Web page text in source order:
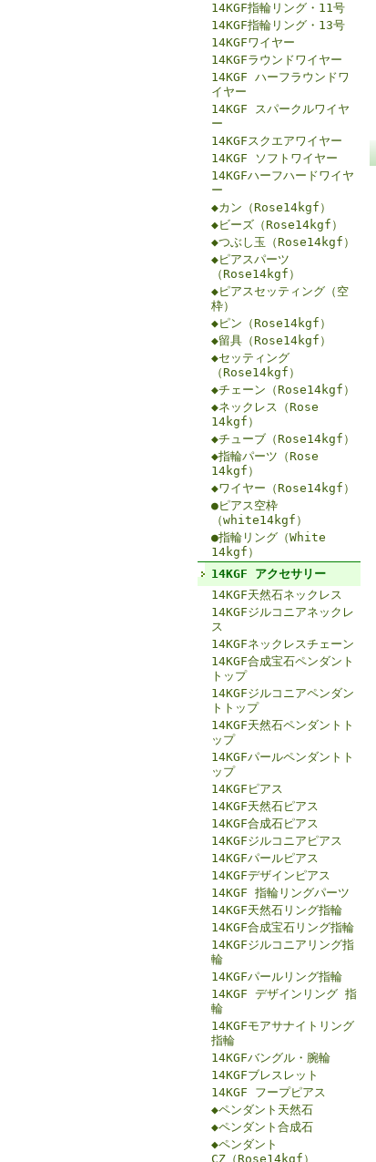
14KGF指輪リング・11号
14KGF指輪リング・13号
14KGFワイヤー
14KGFラウンドワイヤー
14KGF ハーフラウンドワ
イヤー
14KGF スパークルワイヤ
ー
14KGFスクエアワイヤー
14KGF ソフトワイヤー
14KGFハーフハードワイヤ
ー
◆カン（Rose14kgf）
◆ビーズ（Rose14kgf）
◆つぶし玉（Rose14kgf）
◆ピアスパーツ
（Rose14kgf）
◆ピアスセッティング（空
枠）
◆ピン（Rose14kgf）
◆留具（Rose14kgf）
◆セッティング
（Rose14kgf）
◆チェーン（Rose14kgf）
◆ネックレス（Rose
14kgf）
◆チューブ（Rose14kgf）
◆指輪パーツ（Rose
14kgf）
◆ワイヤー（Rose14kgf）
●ピアス空枠
（white14kgf）
●指輪リング（White
14kgf）
14KGF アクセサリー
14KGF天然石ネックレス
14KGFジルコニアネックレ
ス
14KGFネックレスチェーン
14KGF合成宝石ペンダント
トップ
14KGFジルコニアペンダン
トトップ
14KGF天然石ペンダントト
ップ
14KGFパールペンダントト
ップ
14KGFピアス
14KGF天然石ピアス
14KGF合成石ピアス
14KGFジルコニアピアス
14KGFパールピアス
14KGFデザインピアス
14KGF 指輪リングパーツ
14KGF天然石リング指輪
14KGF合成宝石リング指輪
14KGFジルコニアリング指
輪
14KGFパールリング指輪
14KGF デザインリング 指
輪
14KGFモアサナイトリング
指輪
14KGFバングル・腕輪
14KGFブレスレット
14KGF フープピアス
◆ペンダント天然石
◆ペンダント合成石
◆ペンダント
CZ（Rose14kgf）